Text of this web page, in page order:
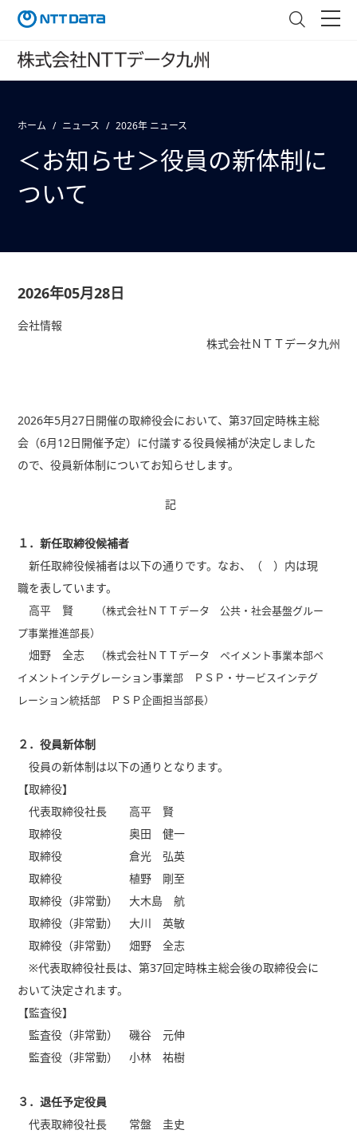
ホーム ニュース 2026年 ニュース
＜お知らせ＞役員の新体制に
ついて
2026年05月28日
会社情報
株式会社ＮＴＴデータ九州
2026年5月27日開催の取締役会において、第37回定時株主総
会（6月12日開催予定）に付議する役員候補が決定しました
ので、役員新体制についてお知らせします。
記
１．新任取締役候補者
新任取締役候補者は以下の通りです。なお、（ ）内は現
職を表しています。
高平 賢
（株式会社ＮＴＴデータ 公共・社会基盤グルー
プ事業推進部長）
畑野 全志
（株式会社ＮＴＴデータ ペイメント事業本部ペ
イメントインテグレーション事業部 ＰＳＰ・サービスインテグ
レーション統括部 ＰＳＰ企画担当部長）
２． 役員新体制
役員の新体制は以下の通りとなります。
【取締役】
代表取締役社長 高平 賢
取締役 奥田 健一
取締役 倉光 弘英
取締役 植野 剛至
取締役（非常勤） 大木島 航
取締役（非常勤） 大川 英敏
取締役（非常勤） 畑野 全志
※代表取締役社長は、第37回定時株主総会後の取締役会に
おいて決定されます。
【監査役】
監査役（非常勤） 磯谷 元伸
監査役（非常勤） 小林 祐樹
３．退任予定役員
代表取締役社長 常盤 圭史